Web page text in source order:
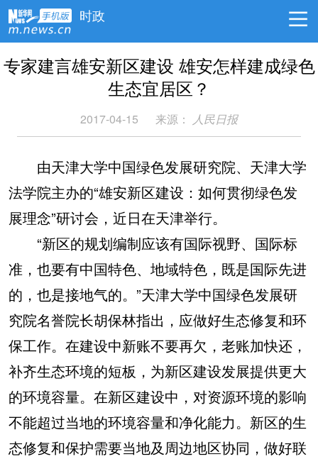
时政
专家建言雄安新区建设 雄安怎样建成绿色
生态宜居区？
2017-04-15 来源： 人民日报
由天津大学中国绿色发展研究院、天津大学
法学院主办的“雄安新区建设：如何贯彻绿色发
展理念”研讨会，近日在天津举行。
“新区的规划编制应该有国际视野、国际标
准，也要有中国特色、地域特色，既是国际先进
的，也是接地气的。”天津大学中国绿色发展研
究院名誉院长胡保林指出，应做好生态修复和环
保工作。在建设中新账不要再欠，老账加快还，
补齐生态环境的短板，为新区建设发展提供更大
的环境容量。在新区建设中，对资源环境的影响
不能超过当地的环境容量和净化能力。新区的生
态修复和保护需要当地及周边地区协同，做好联